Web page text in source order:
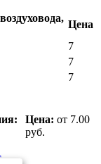
Цена
7
7
7
Цена: от 7.00
руб.